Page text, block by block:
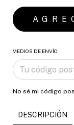
MEDIOS DE ENVÍO
No sé mi código
DESCRIPCIÓN